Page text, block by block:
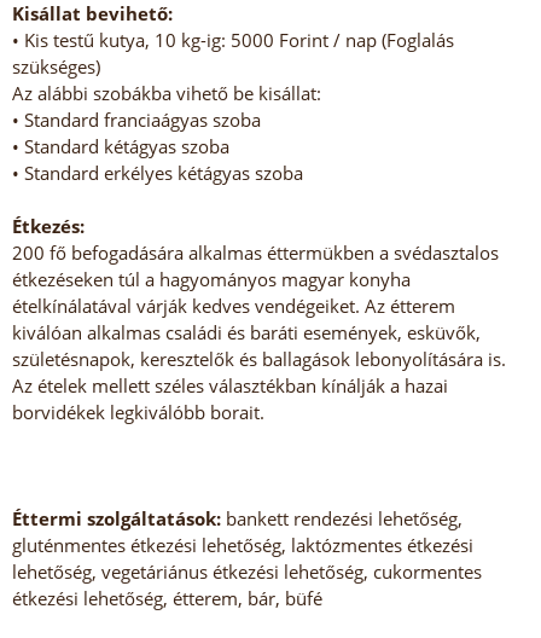
Kisállat bevihető:
• Kis testű kutya, 10 kg-ig: 5000 Forint / nap (Foglalás
szükséges)
Az alábbi szobákba vihető be kisállat:
• Standard franciaágyas szoba
• Standard kétágyas szoba
• Standard erkélyes kétágyas szoba
Étkezés:
200 fő befogadására alkalmas éttermükben a svédasztalos
étkezéseken túl a hagyományos magyar konyha
ételkínálatával várják kedves vendégeiket. Az étterem
kiválóan alkalmas családi és baráti események, esküvők,
születésnapok, keresztelők és ballagások lebonyolítására is.
Az ételek mellett széles választékban kínálják a hazai
borvidékek legkiválóbb borait.
Éttermi szolgáltatások: bankett rendezési lehetőség,
gluténmentes étkezési lehetőség, laktózmentes étkezési
lehetőség, vegetáriánus étkezési lehetőség, cukormentes
étkezési lehetőség, étterem, bár, büfé